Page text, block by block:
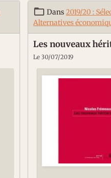
Dans2019/20 :
Alternatives
Les nouveaux
Le 30/07/2019